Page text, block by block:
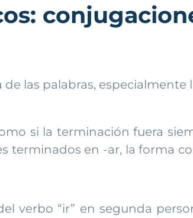
las palabras, especialmente
si la terminación fuera
en -ar, la forma
verbo “ir” en segunda